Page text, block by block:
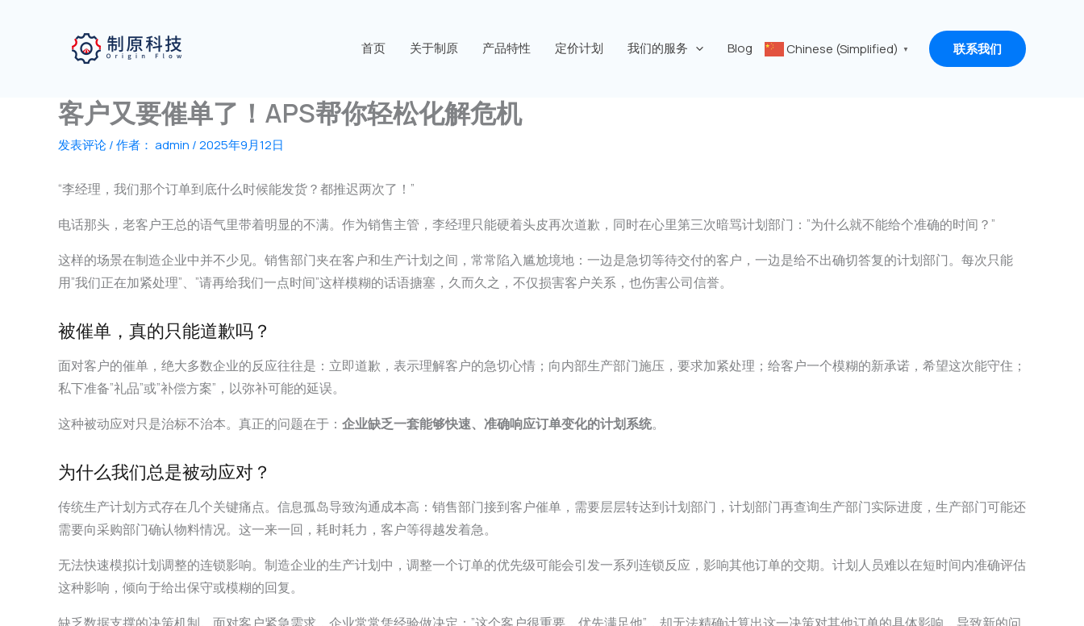
首页 关于制原 产品特性 定价计划 我们的服务 Blog Chinese (Simplified) ▼ 联系我们
客户又要催单了！APS帮你轻松化解危机
发表评论/ 作者： admin /2025年9月12日
“李经理，我们那个订单到底什么时候能发货？都推迟两次了！”
电话那头，老客户王总的语气里带着明显的不满。作为销售主管，李经理只能硬着头皮再次道歉，同时在心里第三次暗骂计划部门：”为什么就不能给个准确的时间？”
这样的场景在制造企业中并不少见。销售部门夹在客户和生产计划之间，常常陷入尴尬境地：一边是急切等待交付的客户，一边是给不出确切答复的计划部门。每次只能
用”我们正在加紧处理”、”请再给我们一点时间”这样模糊的话语搪塞，久而久之，不仅损害客户关系，也伤害公司信誉。
被催单，真的只能道歉吗？
面对客户的催单，绝大多数企业的反应往往是：立即道歉，表示理解客户的急切心情；向内部生产部门施压，要求加紧处理；给客户一个模糊的新承诺，希望这次能守住；
私下准备”礼品”或”补偿方案”，以弥补可能的延误。
这种被动应对只是治标不治本。真正的问题在于： 企业缺乏一套能够快速、准确响应订单变化的计划系统。
为什么我们总是被动应对？
传统生产计划方式存在几个关键痛点。信息孤岛导致沟通成本高：销售部门接到客户催单，需要层层转达到计划部门，计划部门再查询生产部门实际进度，生产部门可能还
需要向采购部门确认物料情况。这一来一回，耗时耗力，客户等得越发着急。
无法快速模拟计划调整的连锁影响。制造企业的生产计划中，调整一个订单的优先级可能会引发一系列连锁反应，影响其他订单的交期。计划人员难以在短时间内准确评估
这种影响，倾向于给出保守或模糊的回复。
缺乏数据支撑的决策机制。面对客户紧急需求，企业常常凭经验做决定：”这个客户很重要，优先满足他”，却无法精确计算出这一决策对其他订单的具体影响，导致新的问